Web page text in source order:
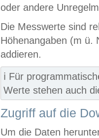
oder andere
Die Messwerte sind
Höhenangaben (m ü.
addieren.
ℹ️ Für
Werte stehen auch
Zugriff auf die
Um die Daten